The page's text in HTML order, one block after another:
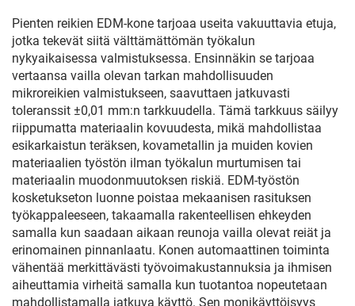
Pienten reikien EDM-kone tarjoaa useita vakuuttavia etuja,
jotka tekevät siitä välttämättömän työkalun
nykyaikaisessa valmistuksessa. Ensinnäkin se tarjoaa
vertaansa vailla olevan tarkan mahdollisuuden
mikroreikien valmistukseen, saavuttaen jatkuvasti
toleranssit ±0,01 mm:n tarkkuudella. Tämä tarkkuus säilyy
riippumatta materiaalin kovuudesta, mikä mahdollistaa
esikarkaistun teräksen, kovametallin ja muiden kovien
materiaalien työstön ilman työkalun murtumisen tai
materiaalin muodonmuutoksen riskiä. EDM-työstön
kosketukseton luonne poistaa mekaanisen rasituksen
työkappaleeseen, takaamalla rakenteellisen ehkeyden
samalla kun saadaan aikaan reunoja vailla olevat reiät ja
erinomainen pinnanlaatu. Konen automaattinen toiminta
vähentää merkittävästi työvoimakustannuksia ja ihmisen
aiheuttamia virheitä samalla kun tuotantoa nopeutetaan
mahdollistamalla jatkuva käyttö. Sen monikäyttöisyys